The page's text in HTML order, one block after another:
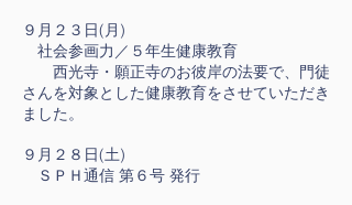
９月２３日(月)
社会参画力／５年生健康教育
西光寺・願正寺のお彼岸の法要で、門徒
さんを対象とした健康教育をさせていただき
ました。
９月２８日(土)
ＳＰＨ通信 第６号 発行